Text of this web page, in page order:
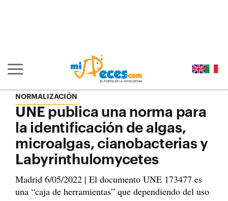
Mostrar/ocultar navegación principal
NORMALIZACIÓN
UNE publica una norma para
la identificación de algas,
microalgas, cianobacterias y
Labyrinthulomycetes
Madrid 6/05/2022 | El documento UNE 173477 es
una “caja de herramientas” que dependiendo del uso